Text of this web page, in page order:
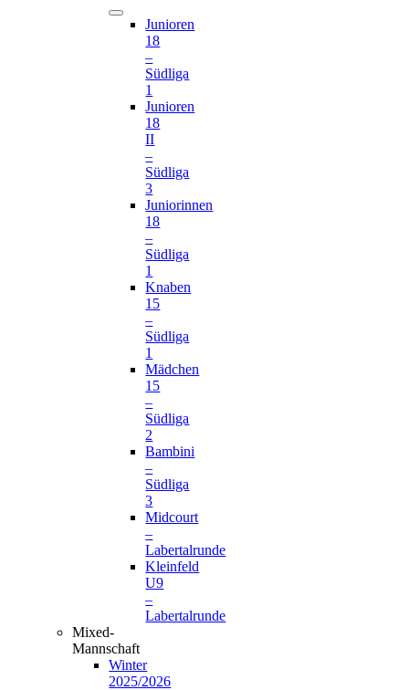
Junioren
18
–
Südliga
1
Junioren
18
II
–
Südliga
3
Juniorinnen
18
–
Südliga
1
Knaben
15
–
Südliga
1
Mädchen
15
–
Südliga
2
Bambini
–
Südliga
3
Midcourt
–
Labertalrunde
Kleinfeld
U9
–
Labertalrunde
Mixed-
Mannschaft
Winter
2025/2026